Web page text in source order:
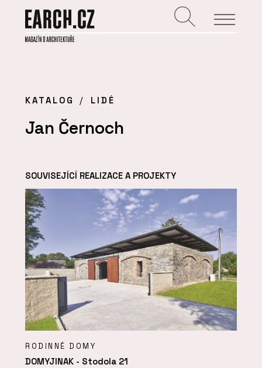
KATALOG LIDÉ
Jan Černoch
SOUVISEJÍCÍ REALIZACE A PROJEKTY
RODINNÉ DOMY
DOMYJINAK - Stodola 21